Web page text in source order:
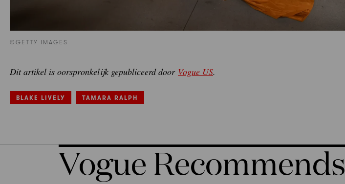
©GETTY IMAGES
Dit artikel is oorspronkelijk gepubliceerd door Vogue US.
BLAKE LIVELY TAMARA RALPH
Vogue Recommends